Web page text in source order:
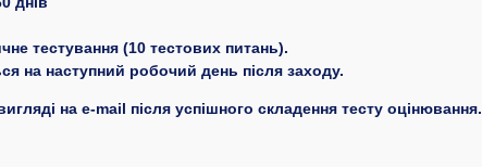
тестування (10 тестових питань).
на наступний робочий день після заходу.
на e-mail після успішного складення тесту оцінювання.